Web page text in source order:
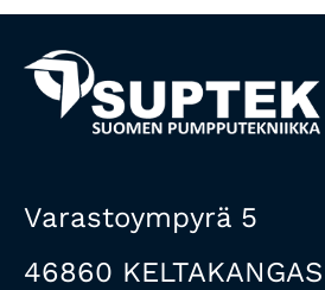
Varastoympyrä 5
46860 KELTAKANGAS